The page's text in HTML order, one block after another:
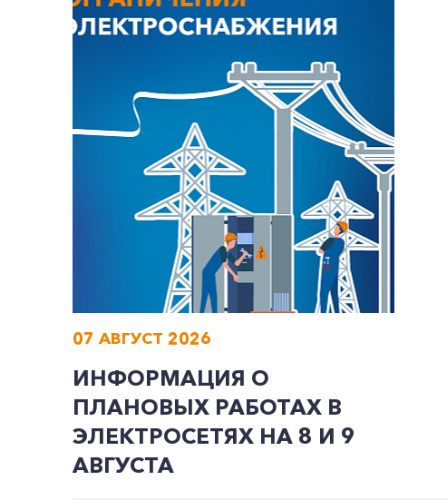
07 АВГУСТ 2026
ИНФОРМАЦИЯ О
ПЛАНОВЫХ РАБОТАХ В
ЭЛЕКТРОСЕТЯХ НА 8 И 9
АВГУСТА